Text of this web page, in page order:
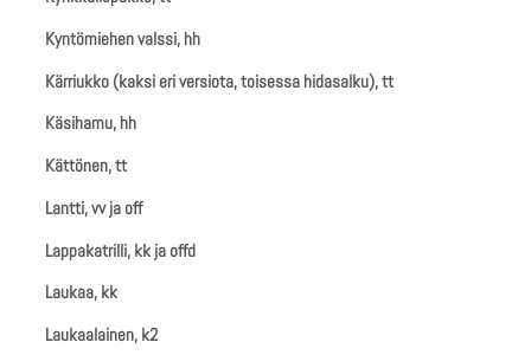
Kyntömiehen valssi, hh
Kärriukko (kaksi eri versiota, toisessa hidasalku), tt
Käsihamu, hh
Kättönen, tt
Lantti, vv ja off
Lappakatrilli, kk ja offd
Laukaa, kk
Laukaalainen, k2